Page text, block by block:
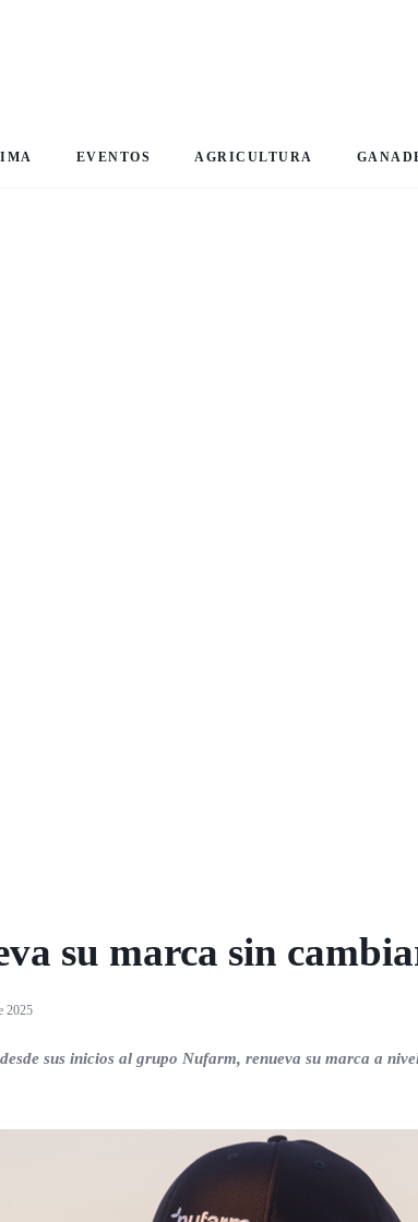
EVENTOS AGRICULTURA
su marca sin
2025
sus inicios al grupo Nufarm, renueva su marca a